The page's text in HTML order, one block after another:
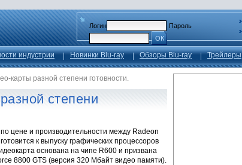
Логин
Пароль
ОК
индустрии Новинки Blu-ray Обзоры Blu-ray Трейлеры
карты разной степени готовности.
степени
цене и производительности между Radeon
к выпуску графических процессоров
основана на чипе R600 и призвана
8800 GTS (версия 320 Мбайт видео памяти).